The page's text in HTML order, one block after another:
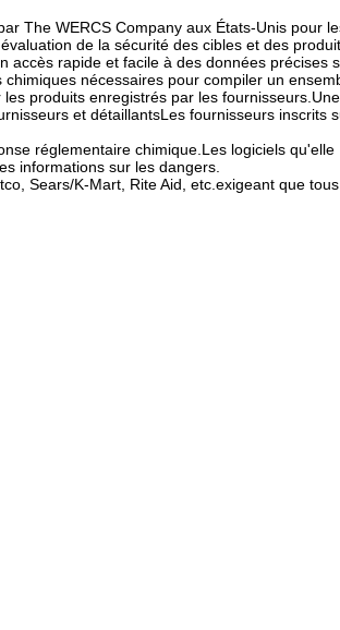
The WERCS Company aux États-Unis pour
de la sécurité des cibles et des
accès rapide et facile à des données précises
nécessaires pour compiler un
produits enregistrés par les fournisseurs.Une
et détaillantsLes fournisseurs inscrits
réglementaire chimique.Les logiciels qu'elle
informations sur les dangers.
Sears/K-Mart, Rite Aid, etc.exigeant que tous